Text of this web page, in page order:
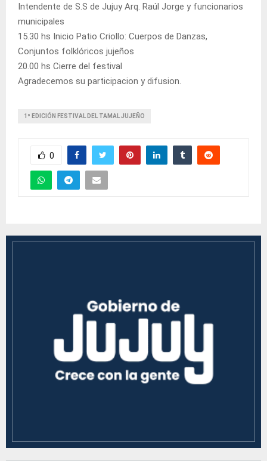
Intendente de S.S de Jujuy Arq. Raúl Jorge y funcionarios
municipales
15.30 hs Inicio Patio Criollo: Cuerpos de Danzas,
Conjuntos folklóricos jujeños
20.00 hs Cierre del festival
Agradecemos su participacion y difusion.
1º EDICIÓN FESTIVAL DEL TAMAL JUJEÑO
0